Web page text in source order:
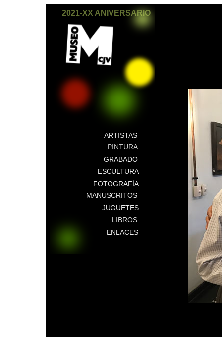
2021-XX ANIVERSARIO
ARTISTAS
PINTURA
GRABADO
ESCULTURA
FOTOGRAFÍA
MANUSCRITOS
JUGUETES
LIBROS
ENLACES